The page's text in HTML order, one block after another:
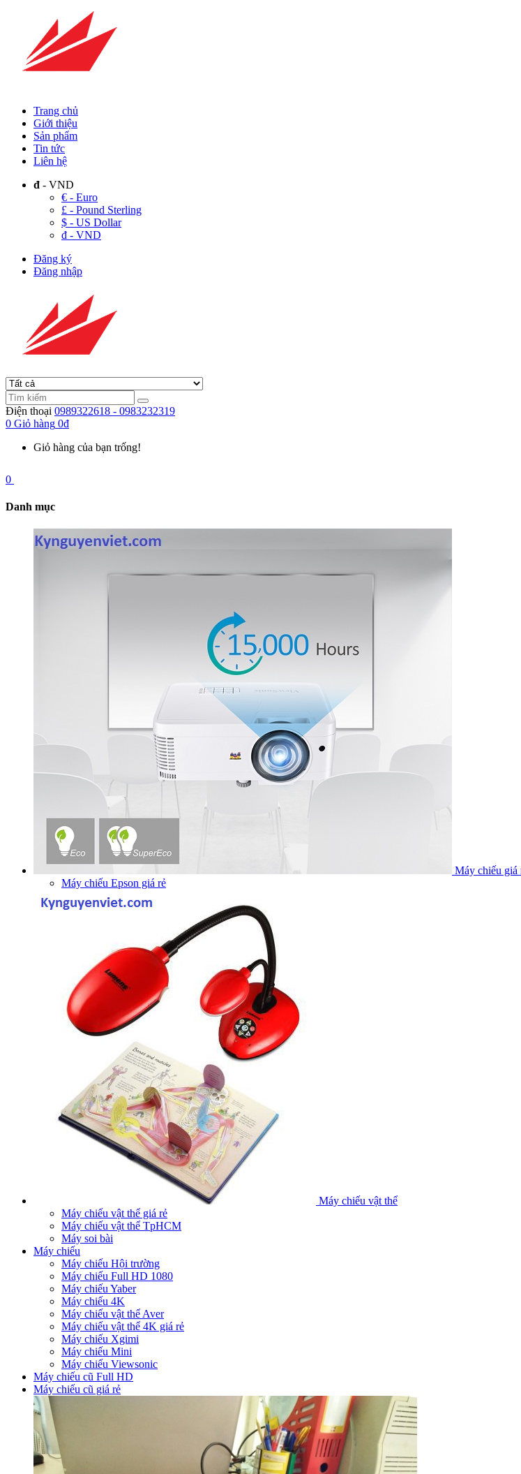
Trang chủ
Giới thiệu
Sản phẩm
Tin tức
Liên hệ
đ - VND
€ - Euro
£ - Pound Sterling
$ - US Dollar
đ - VND
Đăng ký
Đăng nhập
Điện thoại 0989322618 - 0983232319
0 Giỏ hàng 0đ
Giỏ hàng của bạn trống!
0
Danh mục
Máy chiếu giá
Máy chiếu Epson giá rẻ
Máy chiếu vật thể
Máy chiếu vật thể giá rẻ
Máy chiếu vật thể TpHCM
Máy soi bài
Máy chiếu
Máy chiếu Hội trường
Máy chiếu Full HD 1080
Máy chiếu Yaber
Máy chiếu 4K
Máy chiếu vật thể Aver
Máy chiếu vật thể 4K giá rẻ
Máy chiếu Xgimi
Máy chiếu Mini
Máy chiếu Viewsonic
Máy chiếu cũ Full HD
Máy chiếu cũ giá rẻ